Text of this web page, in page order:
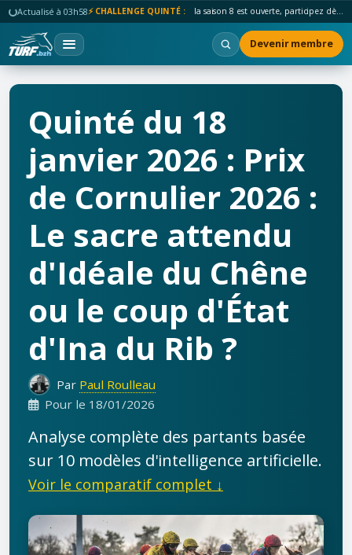
Actualisé à 03h58⚡ CHALLENGE QUINTÉ : la saison 8 est ouverte, participez dès maintenant !
Devenir membre
Quinté du 18
janvier 2026 : Prix
de Cornulier 2026 :
Le sacre attendu
d'Idéale du Chêne
ou le coup d'État
d'Ina du Rib ?
Par Paul Roulleau
Pour le 18/01/2026
Analyse complète des partants basée
sur 10 modèles d'intelligence artificielle.
Voir le comparatif complet ↓